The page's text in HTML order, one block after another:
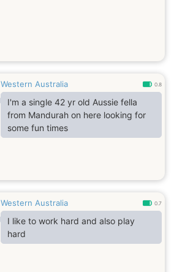
Western Australia 0.8
I'm a single 42 yr old Aussie fella
from Mandurah on here looking for
some fun times
Western Australia 0.7
I like to work hard and also play
hard